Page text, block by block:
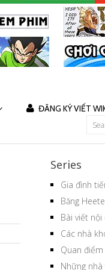
ĐĂNG KÝ VIẾT
Series
Gia đình
Băng
Bài viết
Các nhà
Quan điểm
Những